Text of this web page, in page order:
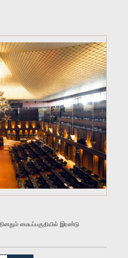
பொன்சேக்கா, பா.உ.,, பா.உ.
பா.உ.
மையப்பகுதியில் இரண்டு